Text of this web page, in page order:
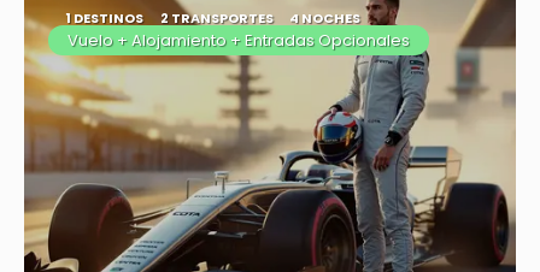
1 DESTINOS 2 TRANSPORTES 4 NOCHES
Vuelo + Alojamiento + Entradas Opcionales